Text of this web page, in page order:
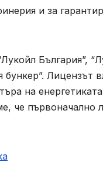
и за
България”,
Лицензът
на
че първоначално